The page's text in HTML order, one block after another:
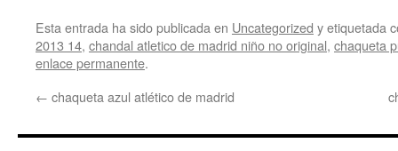
Esta entrada ha sido publicada en Uncategorized y etiquetada
2013 14, chandal atletico de madrid niño no original, chaqueta
enlace permanente.
← chaqueta azul atlético de madrid